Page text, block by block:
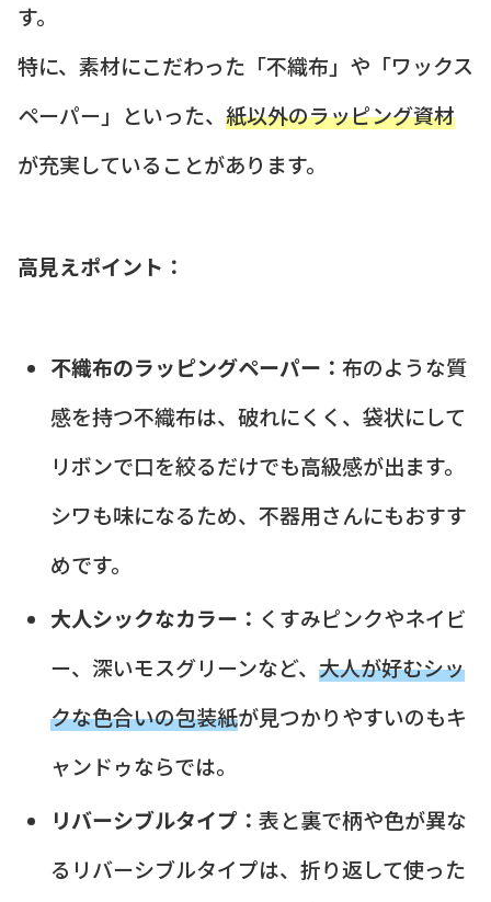
す。
特に、素材にこだわった「不織布」や「ワックス
ペーパー」といった、 紙以外のラッピング資材
が充実していることがあります。
高見えポイント：
不織布のラッピングペーパー： 布のような質
感を持つ不織布は、破れにくく、袋状にして
リボンで口を絞るだけでも高級感が出ます。
シワも味になるため、不器用さんにもおすす
めです。
大人シックなカラー： くすみピンクやネイビ
ー、深いモスグリーンなど、 大人が好むシッ
クな色合いの包装紙が見つかりやすいのもキ
ャンドゥならでは。
リバーシブルタイプ： 表と裏で柄や色が異な
るリバーシブルタイプは、折り返して使った